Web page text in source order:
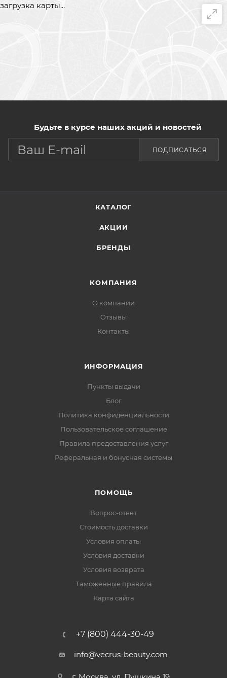
загрузка карты...
Будьте в курсе наших акций и новостей
ПОДПИСАТЬСЯ
КАТАЛОГ
АКЦИИ
БРЕНДЫ
КОМПАНИЯ
О компании
Отзывы
Контакты
ИНФОРМАЦИЯ
Пункты выдачи
Блог
Политика конфиденциальности
Пользовательское соглашение
Правила предоставления услуг
Реферальная и бонусная системы
ПОМОЩЬ
Вопрос-ответ
Стоимость доставки
Условия оплаты
Условия доставки
Условия возврата
Таможенные правила
Карта сайта
+7 (800) 444-30-49
info@vecrus-beauty.com